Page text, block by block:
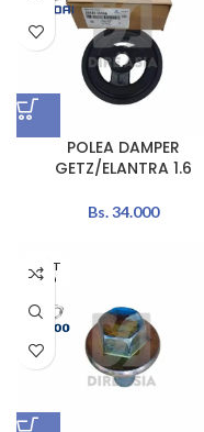
POLEA DAMPER
GETZ/ELANTRA 1.6
Bs.34.000
AGOT
ADO